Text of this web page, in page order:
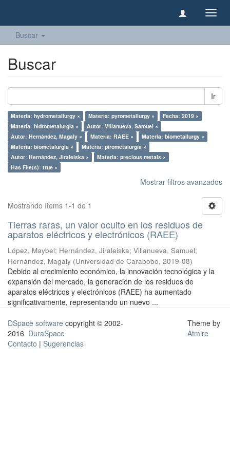
Buscar
Buscar
Ir
Materia: hydrometallurgy × Materia: pyrometallurgy ×
Fecha: 2019 ×
Materia: hidrometalurgia ×
Autor: Villanueva, Samuel ×
Autor: Hernández, Magaly ×
Materia: RAEE ×
Materia: biometallurgy ×
Materia: biometalurgia ×
Materia: pirometalurgia ×
Autor: Hernández, Jiraleiska ×
Materia: precious metals ×
Has File(s): true ×
Mostrar filtros avanzados
Mostrando ítems 1-1 de 1
Tierras raras, un valor oculto en los residuos de
aparatos eléctricos y electrónicos (RAEE)
López, Maybel; Hernández, Jiraleiska; Villanueva, Samuel;
Hernández, Magaly (Universidad de Carabobo, 2019-08)
Debido al crecimiento económico, la innovación tecnológica y la
expansión del mercado, la generación de los residuos de
aparatos eléctricos y electrónicos (RAEE) ha aumentado
significativamente, representando un nuevo ...
DSpace software copyright © 2002-
2016 DuraSpace
Contacto | Sugerencias
Theme by
Atmire